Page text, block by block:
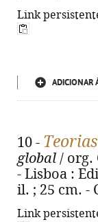
Link
ADICIONAR
10 -
global / org.
- Lisboa :
il. ; 25 cm. -
Link